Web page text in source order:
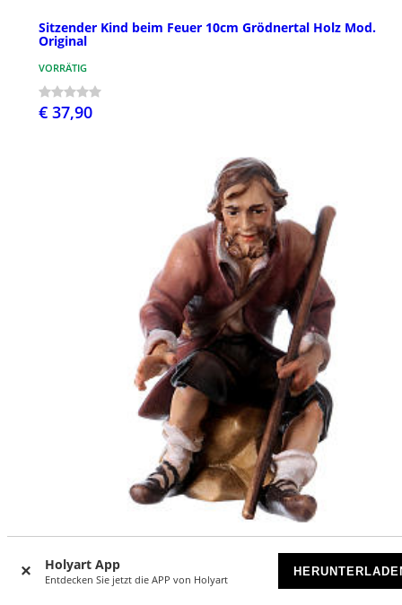
Holyart App
Entdecken Sie jetzt die APP von Holyart
Sitzender Kind beim Feuer 10cm Grödnertal Holz Mod.
Original
VORRÄTIG
€ 37,90
Sitzender Hirte mit Stock 12cm Grödnertal Holz Mod.